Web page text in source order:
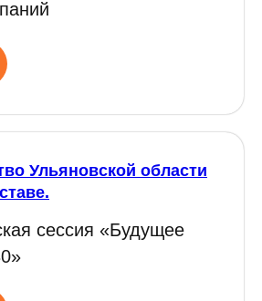
Ульяновской области
сессия «Будущее